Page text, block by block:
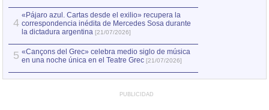
4
«Pájaro azul. Cartas desde el exilio» recupera la
correspondencia inédita de Mercedes Sosa durante
la dictadura argentina [21/07/2026]
5 «Cançons del Grec» celebra medio siglo de música
en una noche única en el Teatre Grec [21/07/2026]
PUBLICIDAD